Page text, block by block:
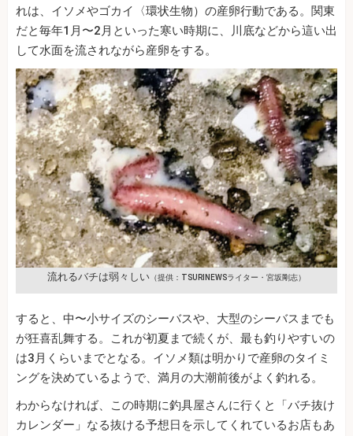
れは、イソメやゴカイ〈環状生物）の産卵行動である。関東
だと毎年1月〜2月といった寒い時期に、川底などから這い出
して水面を流されながら産卵をする。
流れるバチは弱々しい （提供：TSURINEWSライター・宮坂剛志）
すると、中〜小サイズのシーバスや、大型のシーバスまでも
が狂喜乱舞する。これが初夏まで続くが、最も釣りやすいの
は3月くらいまでとなる。イソメ類は明かりで産卵のタイミ
ングを決めているようで、満月の大潮前後がよく釣れる。
わからなければ、この時期に釣具屋さんに行くと「バチ抜け
カレンダー」なる抜ける予想日を示してくれているお店もあ